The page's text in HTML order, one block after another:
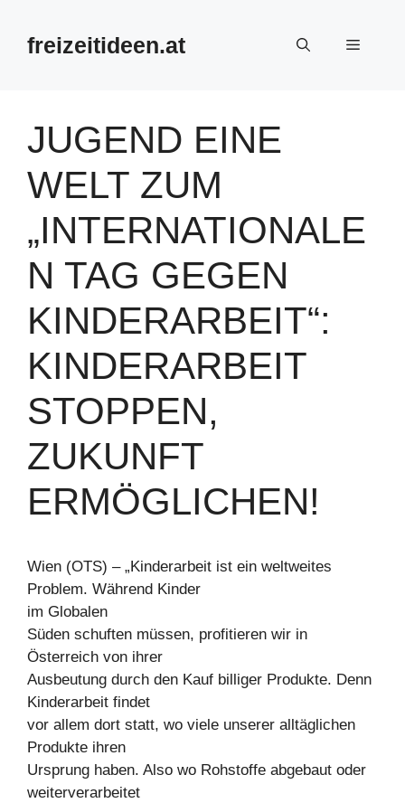
Inhalt
springenfreizeitideen.at Menü
JUGEND EINE
WELT ZUM
„INTERNATIONALE
N TAG GEGEN
KINDERARBEIT“:
KINDERARBEIT
STOPPEN,
ZUKUNFT
ERMÖGLICHEN!
Wien (OTS) – „Kinderarbeit ist ein weltweites
Problem. Während Kinder
im Globalen
Süden schuften müssen, profitieren wir in
Österreich von ihrer
Ausbeutung durch den Kauf billiger Produkte. Denn
Kinderarbeit findet
vor allem dort statt, wo viele unserer alltäglichen
Produkte ihren
Ursprung haben. Also wo Rohstoffe abgebaut oder
weiterverarbeitet